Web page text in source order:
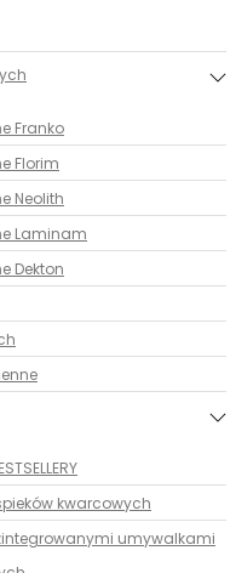
Franko
Florim
Neolith
Laminam
Dekton
kwarcowych
umywalkami